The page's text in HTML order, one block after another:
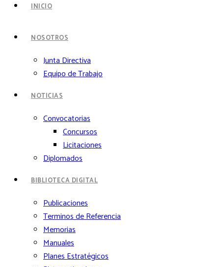
INICIO
NOSOTROS
Junta Directiva
Equipo de Trabajo
NOTICIAS
Convocatorias
Concursos
Licitaciones
Diplomados
BIBLIOTECA DIGITAL
Publicaciones
Terminos de Referencia
Memorias
Manuales
Planes Estratégicos